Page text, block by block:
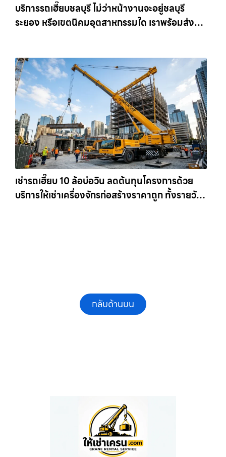
บริการรถเฮี๊ยบชลบุรี ไม่ว่าหน้างานจะอยู่ชลบุรี
ระยอง หรือเขตนิคมอุตสาหกรรมใด เราพร้อมส่งรถ
เช่ารถเฮี๊ยบ 10 ล้อบ่อวิน ลดต้นทุนโครงการด้วย
บริการให้เช่าเครื่องจักรก่อสร้างราคาถูก ทั้งรายวัน
กลับด้านบน